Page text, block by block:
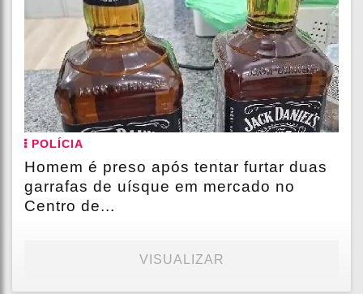
POLÍCIA
Homem é preso após tentar furtar duas
garrafas de uísque em mercado no
Centro de...
VISUALIZAR